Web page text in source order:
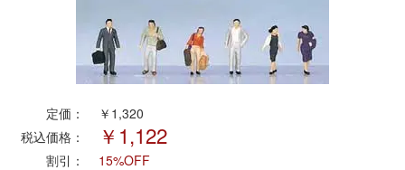
トミーテック
マイクロエース
Bトレインショーティー
定価：
￥1,320
税込価格：
￥1,122
割引：
15%OFF